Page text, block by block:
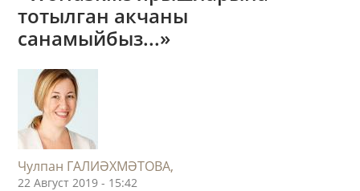
тотылган акчаны
санамыйбыз...»
Чулпан ГАЛИӘХМӘТОВА,
22 Август 2019 - 15:42